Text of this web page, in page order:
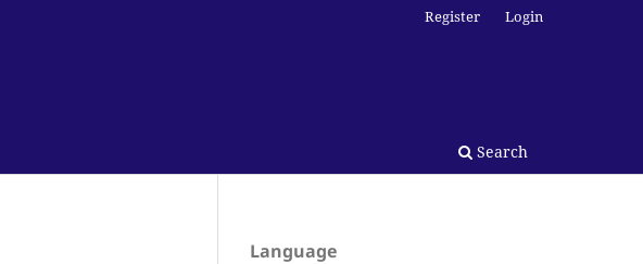
Search
Register Login
Language